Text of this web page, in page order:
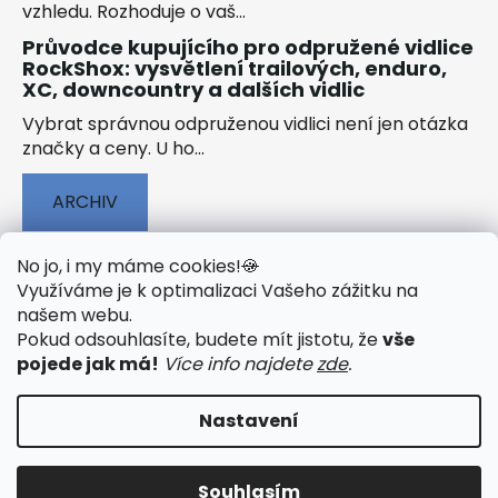
No jo, i my máme cookies!🍪
Využíváme je k optimalizaci Vašeho zážitku na
našem webu.
Pokud odsouhlasíte, budete mít jistotu, ževše
pojede jak má! Více info najdetezde.
Nastavení
Souhlasím
vzhledu. Rozhoduje o vaš...
Průvodce kupujícího pro odpružené vidlice
RockShox: vysvětlení trailových, enduro,
XC, downcountry a dalších vidlic
Vybrat správnou odpruženou vidlici není jen otázka
značky a ceny. U ho...
ARCHIV
🟢 TECHNOLOGIE
🟢 O ELEKTROKOLECH
🟢 NÁVODY KE STAŽENÍ
Vytvořil Shoptet&PekneWeby